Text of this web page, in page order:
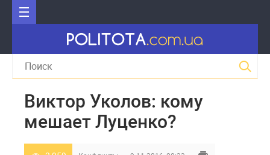
Виктор Уколов: кому
мешает Луценко?